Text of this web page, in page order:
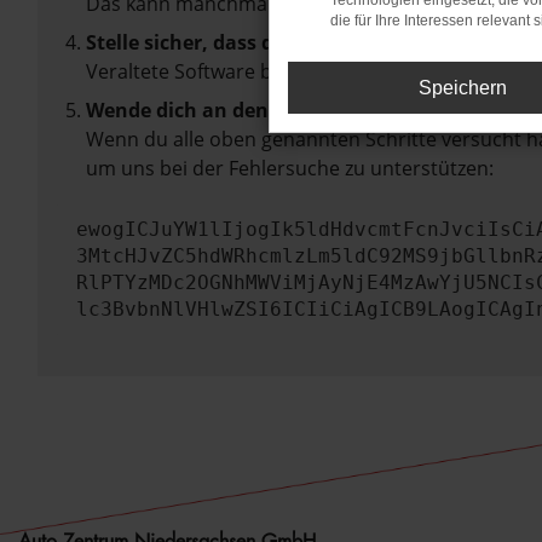
Stelle sicher, dass dein Browser und dein
Veraltete Software birgt nicht nur ein
Wende dich an den Webseitenbetreiber.
Wenn du alle oben genannten Schritte versucht
um uns bei der Fehlersuche zu unterstützen:
die für Ihre Interessen relevant
Speichern